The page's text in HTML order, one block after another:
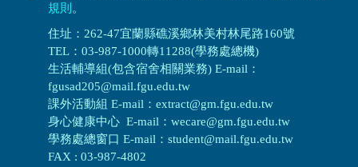
規則 。
住址：262-47宜蘭縣礁溪鄉林美村林尾路160號
TEL：03-987-1000轉11288(學務處總機)
生活輔導組(包含宿舍相關業務) E-mail：
fgusad205@mail.fgu.edu.tw
課外活動組 E-mail：extract@gm.fgu.edu.tw
身心健康中心 E-mail：wecare@gm.fgu.edu.tw
學務處總窗口 E-mail：student@mail.fgu.edu.tw
FAX : 03-987-4802